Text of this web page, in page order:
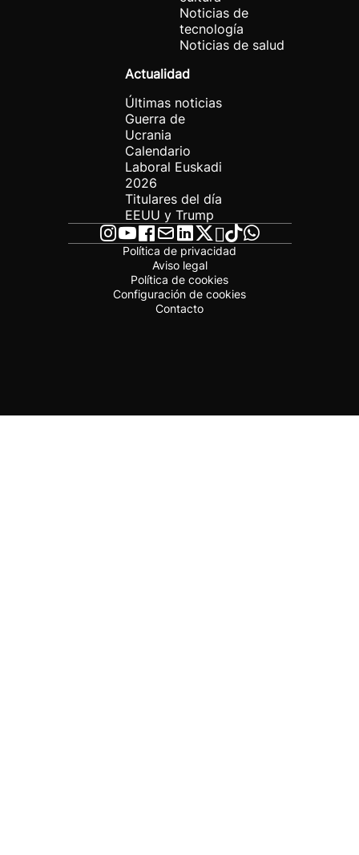
Noticias de
tecnología
Noticias de salud
Actualidad
Últimas noticias
Guerra de
Ucrania
Calendario
Laboral Euskadi
2026
Titulares del día
EEUU y Trump
Política de privacidad
Aviso legal
Política de cookies
Configuración de cookies
Contacto